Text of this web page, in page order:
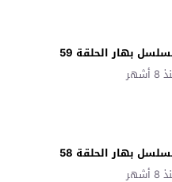
بهار الحلقة 59
بهار الحلقة 58